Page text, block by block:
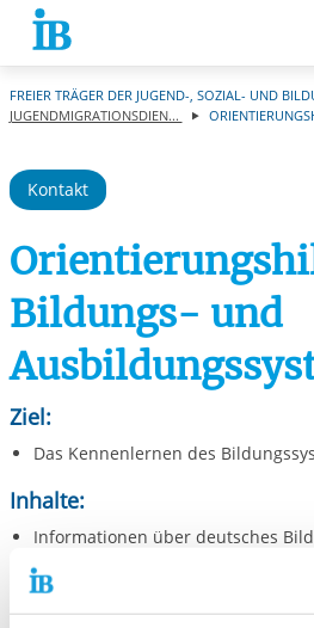
Springe zum Inhalt
FREIER TRÄGER DER JUGEND-, SOZIAL- UND
JUGENDMIGRATIONSDIEN...
Kontakt
Bildungs- und
Ziel:
Das Kennenlernen des
Inhalte:
Informationen über deutsches
Gestaltung der Schul-,
Arbeitsplatzsuche
Erstellung professioneller